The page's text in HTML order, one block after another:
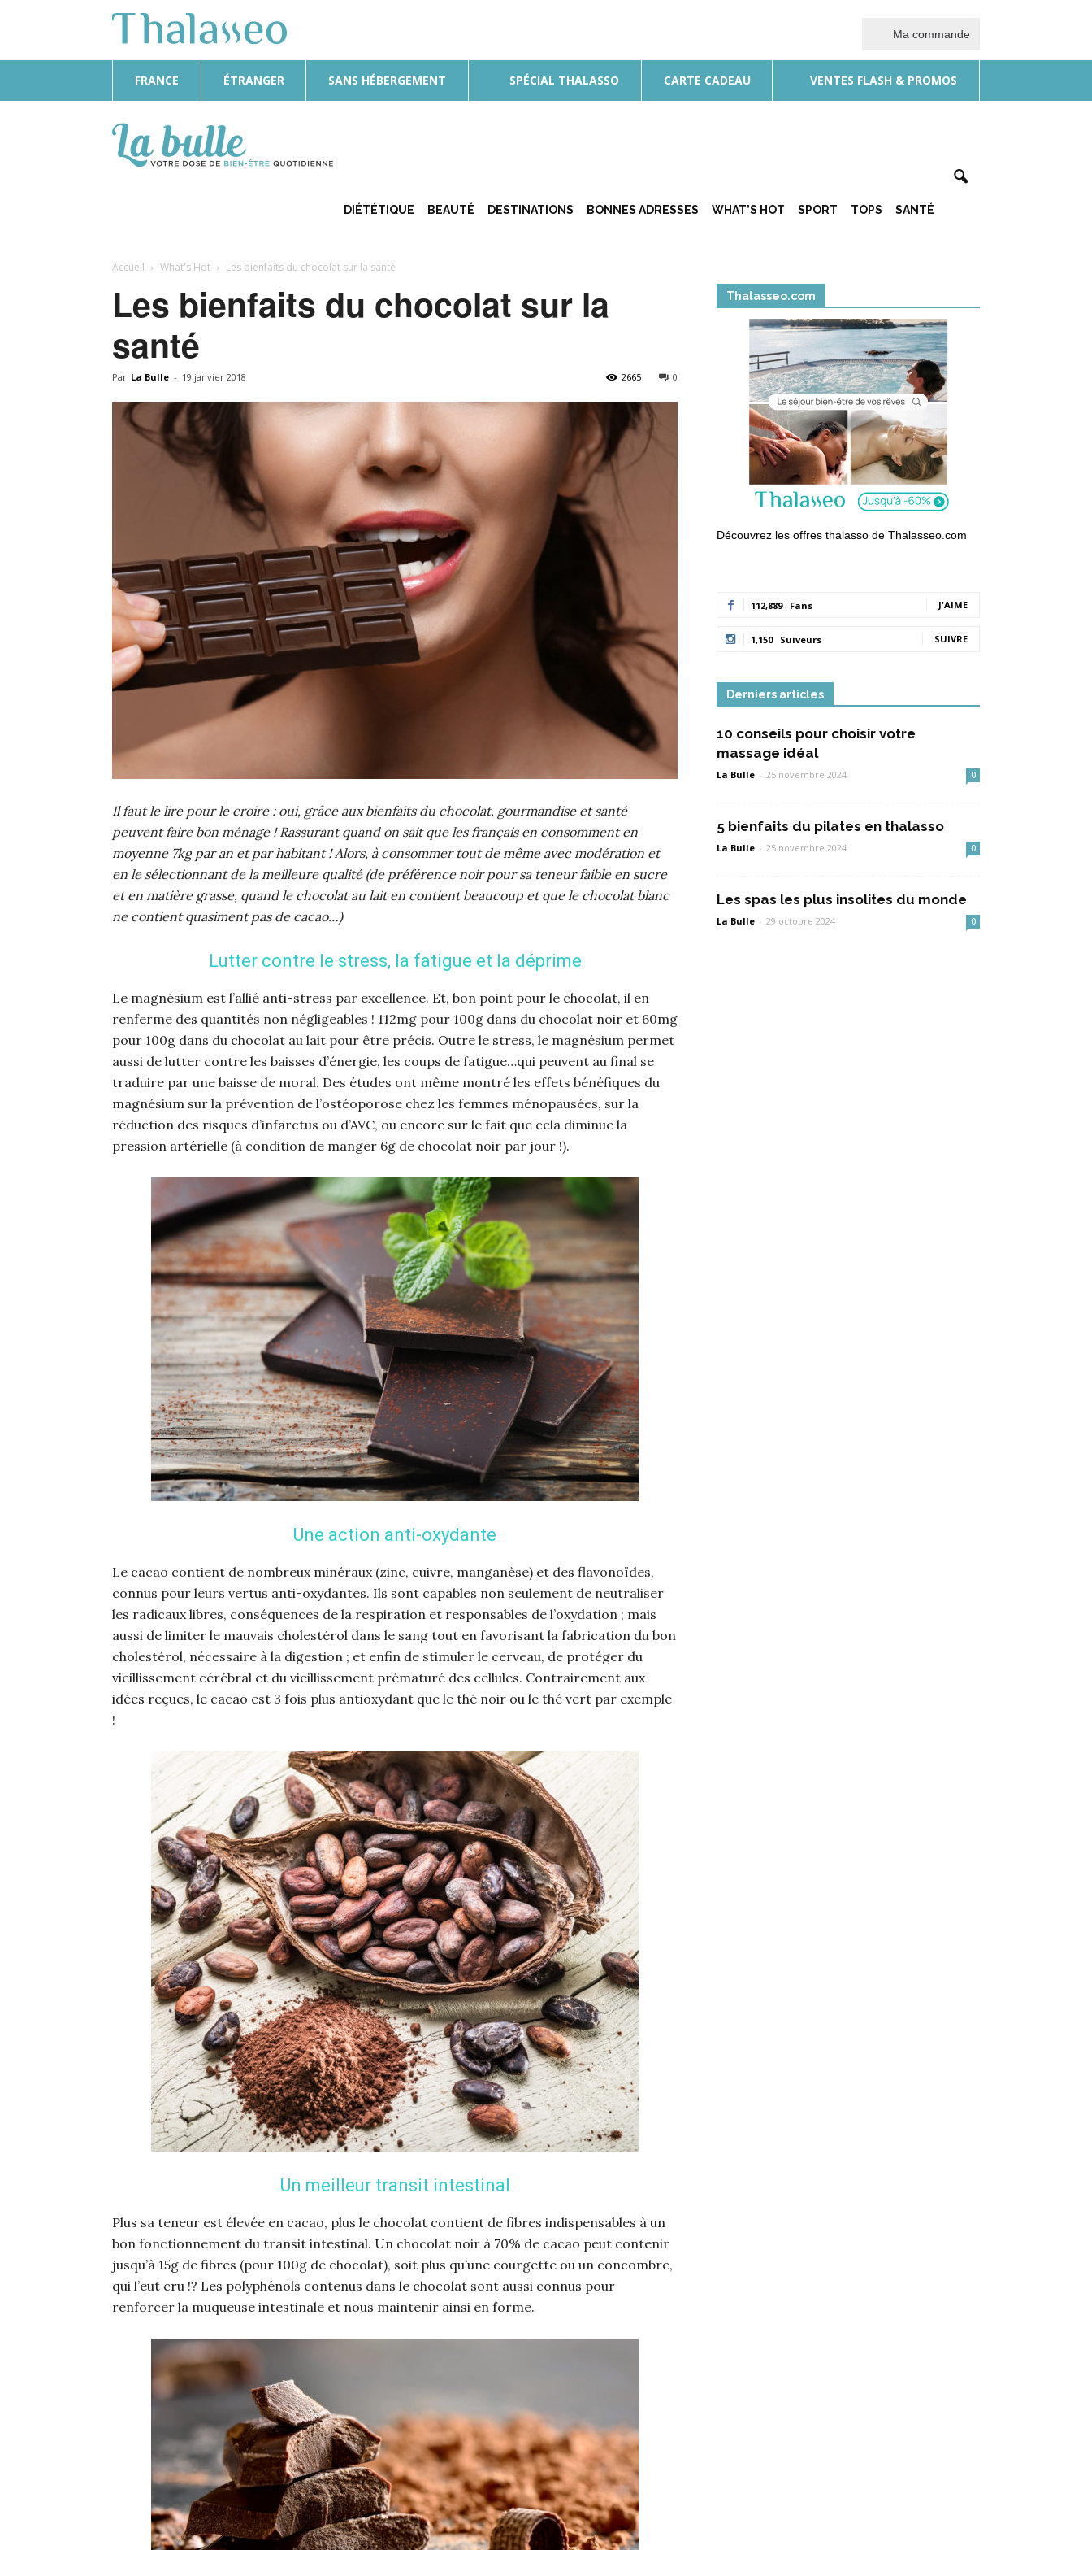
Ma commande
FRANCE ÉTRANGER SANS HÉBERGEMENT SPÉCIAL THALASSO CARTE CADEAU VENTES FLASH & PROMOS
Bulle
DIÉTÉTIQUE BEAUTÉ DESTINATIONS BONNES ADRESSES WHAT’S HOT SPORT TOPS SANTÉ
Accueil What's Hot Les bienfaits du chocolat sur la santé
Les bienfaits du chocolat sur la
santé
Par La Bulle - 19 janvier 2018 0
2665
Il faut le lire pour le croire : oui, grâce aux bienfaits du chocolat, gourmandise et santé
peuvent faire bon ménage ! Rassurant quand on sait que les français en consomment en
moyenne 7kg par an et par habitant ! Alors, à consommer tout de même avec modération et
en le sélectionnant de la meilleure qualité (de préférence noir pour sa teneur faible en sucre
et en matière grasse, quand le chocolat au lait en contient beaucoup et que le chocolat blanc
ne contient quasiment pas de cacao…)
Lutter contre le stress, la fatigue et la déprime
Le magnésium est l’allié anti-stress par excellence. Et, bon point pour le chocolat, il en
renferme des quantités non négligeables ! 112mg pour 100g dans du chocolat noir et 60mg
pour 100g dans du chocolat au lait pour être précis. Outre le stress, le magnésium permet
aussi de lutter contre les baisses d’énergie, les coups de fatigue…qui peuvent au final se
traduire par une baisse de moral. Des études ont même montré les effets bénéfiques du
magnésium sur la prévention de l’ostéoporose chez les femmes ménopausées, sur la
réduction des risques d’infarctus ou d’AVC, ou encore sur le fait que cela diminue la
pression artérielle (à condition de manger 6g de chocolat noir par jour !).
Une action anti-oxydante
Le cacao contient de nombreux minéraux (zinc, cuivre, manganèse) et des flavonoïdes,
connus pour leurs vertus anti-oxydantes. Ils sont capables non seulement de neutraliser
les radicaux libres, conséquences de la respiration et responsables de l’oxydation ; mais
aussi de limiter le mauvais cholestérol dans le sang tout en favorisant la fabrication du bon
cholestérol, nécessaire à la digestion ; et enfin de stimuler le cerveau, de protéger du
vieillissement cérébral et du vieillissement prématuré des cellules. Contrairement aux
idées reçues, le cacao est 3 fois plus antioxydant que le thé noir ou le thé vert par exemple
!
Un meilleur transit intestinal
Plus sa teneur est élevée en cacao, plus le chocolat contient de fibres indispensables à un
bon fonctionnement du transit intestinal. Un chocolat noir à 70% de cacao peut contenir
jusqu’à 15g de fibres (pour 100g de chocolat), soit plus qu’une courgette ou un concombre,
qui l’eut cru !? Les polyphénols contenus dans le chocolat sont aussi connus pour
renforcer la muqueuse intestinale et nous maintenir ainsi en forme.
Thalasseo.com
Découvrez les offres thalasso de Thalasseo.com
112,889 Fans J'AIME
1,150 Suiveurs SUIVRE
Derniers articles
10 conseils pour choisir votre
massage idéal
La Bulle - 25 novembre 2024 0
5 bienfaits du pilates en thalasso
La Bulle - 25 novembre 2024 0
Les spas les plus insolites du monde
La Bulle - 29 octobre 2024 0